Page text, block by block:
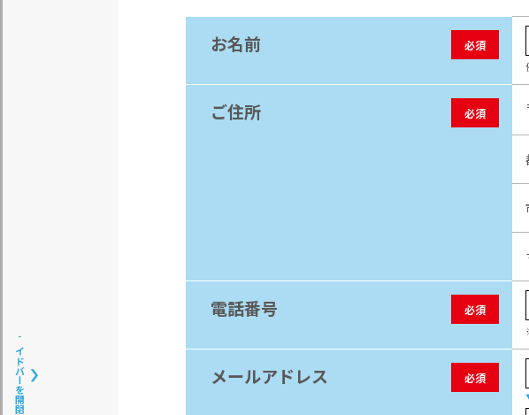
サイドバーを開閉
お名前 必須
ご住所 必須
電話番号 必須
メールアドレス 必須